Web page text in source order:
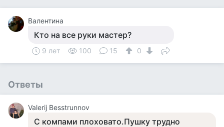
Валентина
Кто на все руки мастер?
9 лет 100 15 0
Ответы
Valerij Besstrunnov
С компами плоховато.Пушку трудно